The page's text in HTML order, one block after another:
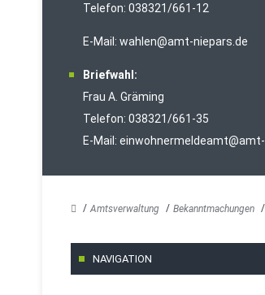
Telefon: 038321/661-12
E-Mail: wahlen@amt-niepars.de
Briefwahl:
Frau A. Gräming
Telefon: 038321/661-35
E-Mail: einwohnermeldeamt@amt-
Amtsverwaltung Bekanntmachungen
NAVIGATION